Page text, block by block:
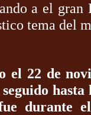
a el gran
tema del
el 22 de
durante